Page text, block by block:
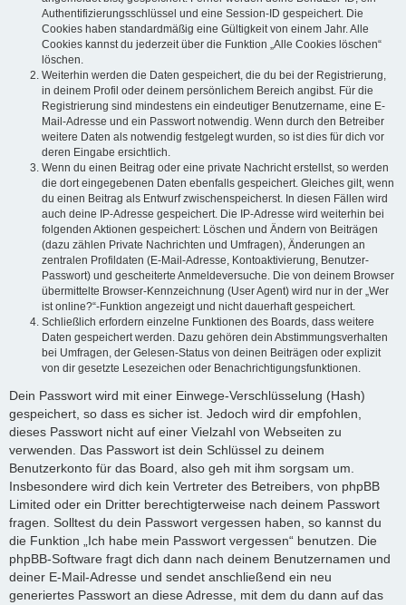
Authentifizierungsschlüssel und eine Session-ID gespeichert. Die
Cookies haben standardmäßig eine Gültigkeit von einem Jahr. Alle
Cookies kannst du jederzeit über die Funktion „Alle Cookies löschen“
löschen.
Weiterhin werden die Daten gespeichert, die du bei der Registrierung,
in deinem Profil oder deinem persönlichem Bereich angibst. Für die
Registrierung sind mindestens ein eindeutiger Benutzername, eine E-
Mail-Adresse und ein Passwort notwendig. Wenn durch den Betreiber
weitere Daten als notwendig festgelegt wurden, so ist dies für dich vor
deren Eingabe ersichtlich.
Wenn du einen Beitrag oder eine private Nachricht erstellst, so werden
die dort eingegebenen Daten ebenfalls gespeichert. Gleiches gilt, wenn
du einen Beitrag als Entwurf zwischenspeicherst. In diesen Fällen wird
auch deine IP-Adresse gespeichert. Die IP-Adresse wird weiterhin bei
folgenden Aktionen gespeichert: Löschen und Ändern von Beiträgen
(dazu zählen Private Nachrichten und Umfragen), Änderungen an
zentralen Profildaten (E-Mail-Adresse, Kontoaktivierung, Benutzer-
Passwort) und gescheiterte Anmeldeversuche. Die von deinem Browser
übermittelte Browser-Kennzeichnung (User Agent) wird nur in der „Wer
ist online?“-Funktion angezeigt und nicht dauerhaft gespeichert.
Schließlich erfordern einzelne Funktionen des Boards, dass weitere
Daten gespeichert werden. Dazu gehören dein Abstimmungsverhalten
bei Umfragen, der Gelesen-Status von deinen Beiträgen oder explizit
von dir gesetzte Lesezeichen oder Benachrichtigungsfunktionen.
Dein Passwort wird mit einer Einwege-Verschlüsselung (Hash)
gespeichert, so dass es sicher ist. Jedoch wird dir empfohlen,
dieses Passwort nicht auf einer Vielzahl von Webseiten zu
verwenden. Das Passwort ist dein Schlüssel zu deinem
Benutzerkonto für das Board, also geh mit ihm sorgsam um.
Insbesondere wird dich kein Vertreter des Betreibers, von phpBB
Limited oder ein Dritter berechtigterweise nach deinem Passwort
fragen. Solltest du dein Passwort vergessen haben, so kannst du
die Funktion „Ich habe mein Passwort vergessen“ benutzen. Die
phpBB-Software fragt dich dann nach deinem Benutzernamen und
deiner E-Mail-Adresse und sendet anschließend ein neu
generiertes Passwort an diese Adresse, mit dem du dann auf das